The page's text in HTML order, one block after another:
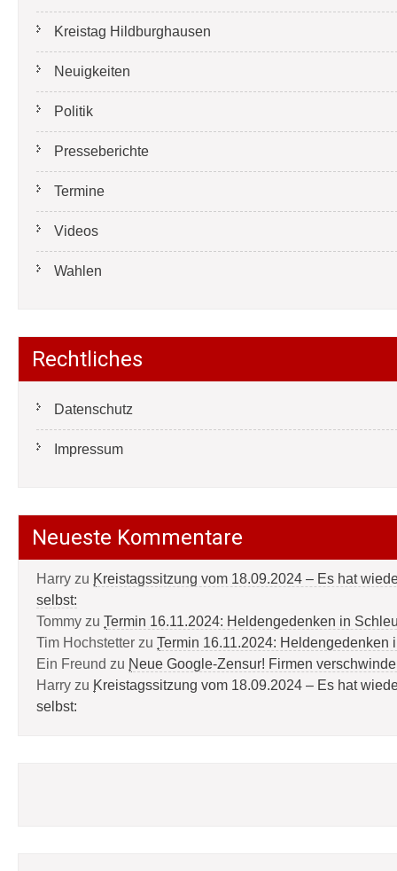
Kreistag Hildburghausen
Neuigkeiten
Politik
Presseberichte
Termine
Videos
Wahlen
Rechtliches
Datenschutz
Impressum
Neueste Kommentare
Harry zu Kreistagssitzung vom 18.09.2024 – Es hat
selbst:
Tommy zu Termin 16.11.2024: Heldengedenken in
Tim Hochstetter zu Termin 16.11.2024: Heldengedenken
Ein Freund zu Neue Google-Zensur! Firmen
Harry zu Kreistagssitzung vom 18.09.2024 – Es hat
selbst: